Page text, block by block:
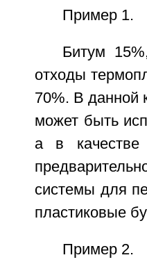
Пример 1.
Битум
отходы
70%. В данной
может быть
а в качестве
системы для
пластиковые
Пример 2.